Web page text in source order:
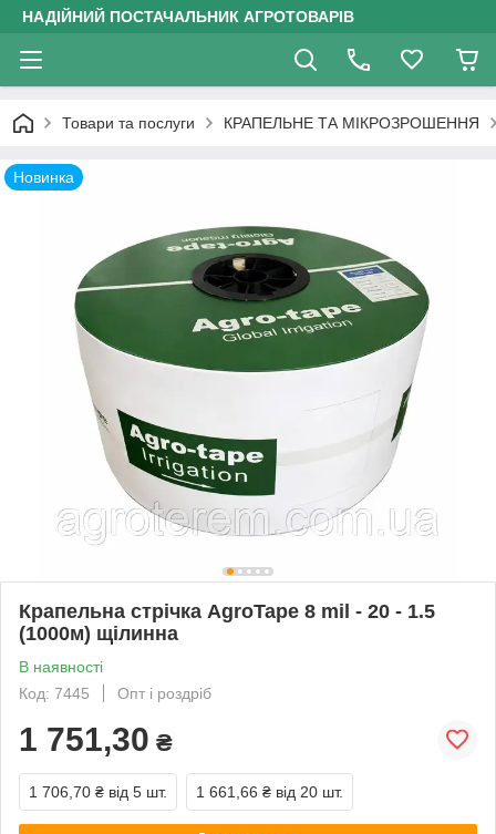
НАДІЙНИЙ ПОСТАЧАЛЬНИК АГРОТОВАРІВ
Товари та послуги КРАПЕЛЬНЕ ТА МІКРОЗРОШЕННЯ
Новинка
Крапельна стрічка AgroTape 8 mil - 20 - 1.5
(1000м) щілинна
В наявності
Код: 7445
Опт і роздріб
1 751,30 ₴
1 706,70 ₴ від 5 шт. 1 661,66 ₴ від 20 шт.